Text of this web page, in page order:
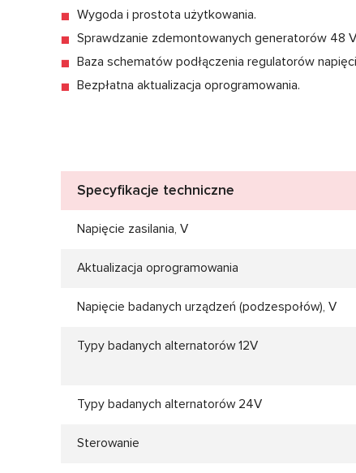
Wygoda i prostota użytkowania.
Sprawdzanie zdemontowanych generatorów 48
Baza schematów podłączenia regulatorów
Bezpłatna aktualizacja oprogramowania.
Specyfikacje techniczne
Napięcie zasilania, V
Aktualizacja oprogramowania
Napięcie badanych urządzeń (podzespołów), V
Typy badanych alternatorów 12V
Typy badanych alternatorów 24V
Sterowanie